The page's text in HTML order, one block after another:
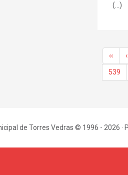
(...)
‹‹ ‹
539
de Torres Vedras © 1996 - 2026 ·